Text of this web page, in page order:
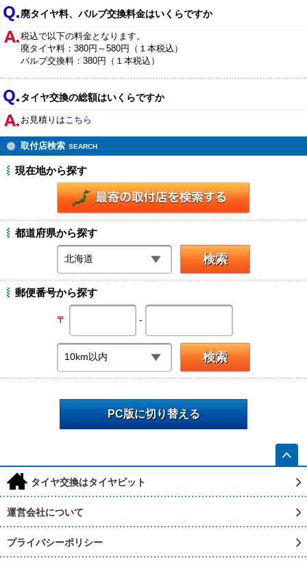
廃タイヤ料、バルブ交換料金はいくらですか
税込で以下の料金となります。
廃タイヤ料：380円～580円（１本税込）
バルブ交換料：380円（１本税込）
タイヤ交換の総額はいくらですか
お見積りはこちら
取付店検索 SEARCH
現在地から探す
都道府県から探す
郵便番号から探す
〒 -
PC版に切り替える
h タイヤ交換はタイヤピット
運営会社について
プライバシーポリシー